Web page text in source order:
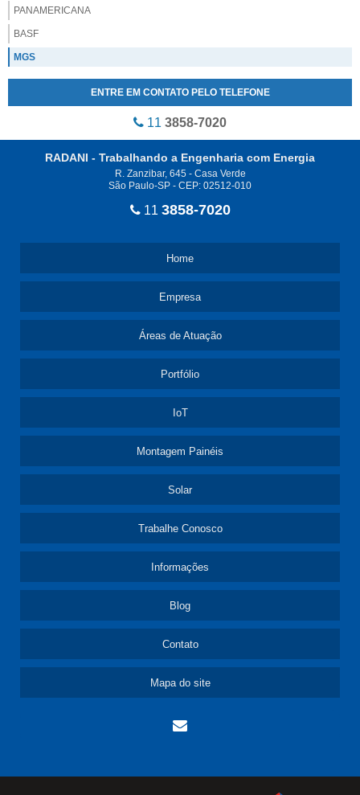
PANAMERICANA
BASF
MGS
ENTRE EM CONTATO PELO TELEFONE
11 3858-7020
RADANI - Trabalhando a Engenharia com Energia
R. Zanzibar, 645 - Casa Verde
São Paulo-SP - CEP: 02512-010
11 3858-7020
Home
Empresa
Áreas de Atuação
Portfólio
IoT
Montagem Painéis
Solar
Trabalhe Conosco
Informações
Blog
Contato
Mapa do site